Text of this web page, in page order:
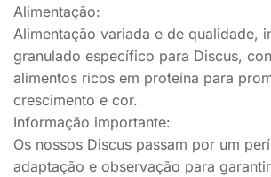
Alimentação:
Alimentação variada e de qualidade,
granulado específico para Discus,
alimentos ricos em proteína para
crescimento e cor.
Informação importante:
Os nossos Discus passam por um
adaptação e observação para